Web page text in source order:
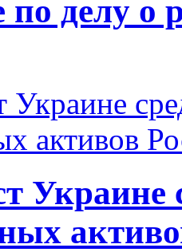
по делу о
Украине